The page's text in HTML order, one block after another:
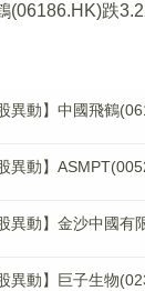
(06186.HK)跌
股異動】中國飛鶴
股異動】
股異動】金沙中國
股異動】巨子生物